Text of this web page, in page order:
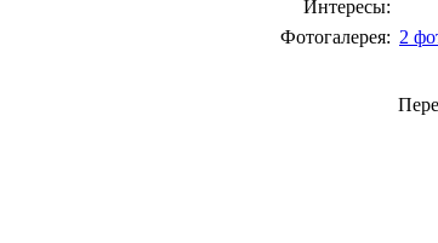
Интересы:
Фотогалерея: 2